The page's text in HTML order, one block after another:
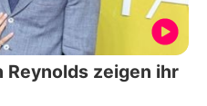
Reynolds zeigen ihr